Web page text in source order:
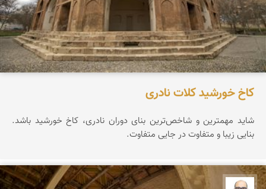
کاخ خورشید کلات نادری
شاید مهمترین و شاخص‌ترین بنای دوران نادری، کاخ خورشید باشد.
بنایی زیبا و متفاوت در جایی متفاوت.